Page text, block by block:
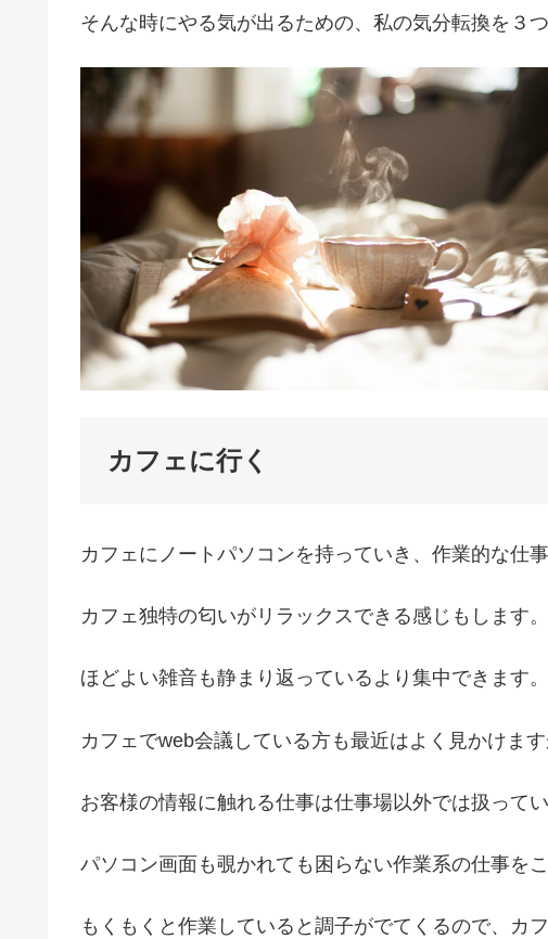
そんな時にやる気が出るための、私の気分転換を３つ
カフェに行く
カフェにノートパソコンを持っていき、作業的な仕
カフェ独特の匂いがリラックスできる感じもします。
ほどよい雑音も静まり返っているより集中できます。
カフェでweb会議している方も最近はよく見かけま
お客様の情報に触れる仕事は仕事場以外では扱ってい
パソコン画面も覗かれても困らない作業系の仕事を
もくもくと作業していると調子がでてくるので、カ